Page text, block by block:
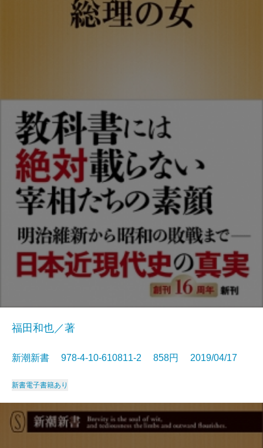
福田和也／著
新潮新書 978-4-10-610811-2 858円 2019/04/17
新書電子書籍あり